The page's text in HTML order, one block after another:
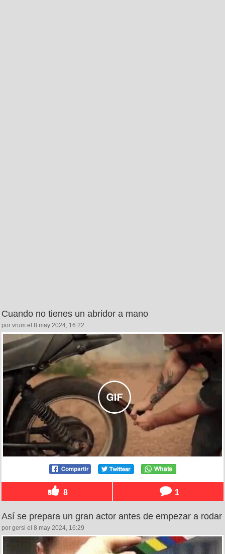
Cuando no tienes un abridor a mano
por vrum el 8 may 2024, 16:22
8 1
Así se prepara un gran actor antes de empezar a rodar
por gersi el 8 may 2024, 16:29